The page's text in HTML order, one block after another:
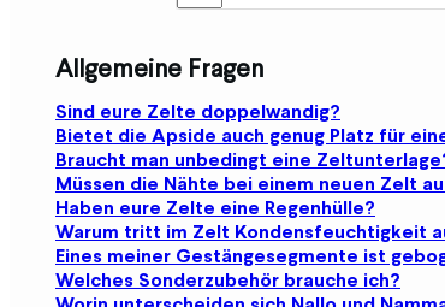
Allgemeine Fragen
Sind eure Zelte doppelwandig?
Bietet die Apside auch genug Platz für
Braucht man unbedingt eine
Müssen die Nähte bei einem neuen Zelt
Haben eure Zelte eine Regenhülle?
Warum tritt im Zelt Kondensfeuchtigkeit
Eines meiner Gestängesegmente ist
Welches Sonderzubehör brauche ich?